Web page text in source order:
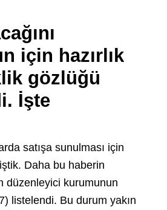
için hazırlık
gözlüğü
İşte
satışa sunulması için
Daha bu haberin
düzenleyici kurumunun
listelendi. Bu durum yakın